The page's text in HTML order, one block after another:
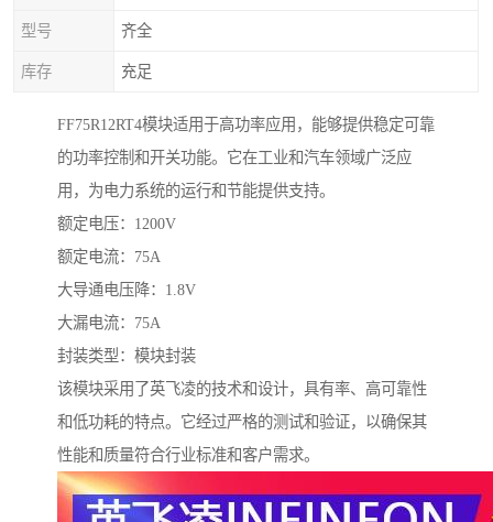
型号 齐全
库存 充足
FF75R12RT4模块适用于高功率应用，能够提供稳定可靠
的功率控制和开关功能。它在工业和汽车领域广泛应
用，为电力系统的运行和节能提供支持。
额定电压：1200V
额定电流：75A
大导通电压降：1.8V
大漏电流：75A
封装类型：模块封装
该模块采用了英飞凌的技术和设计，具有率、高可靠性
和低功耗的特点。它经过严格的测试和验证，以确保其
性能和质量符合行业标准和客户需求。